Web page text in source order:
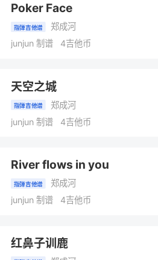
Poker Face
指弹吉他谱
郑成河
junjun 制谱 4吉他币
天空之城
指弹吉他谱
郑成河
junjun 制谱 4吉他币
River flows in you
指弹吉他谱
郑成河
junjun 制谱 4吉他币
红鼻子训鹿